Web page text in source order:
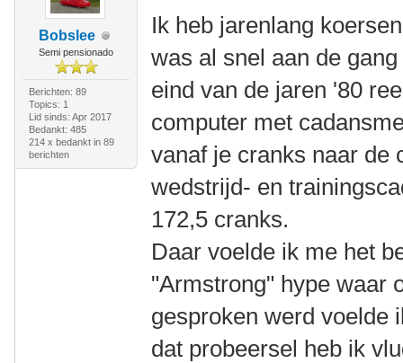
Bobslee
Semi pensionado
Berichten: 89
Topics: 1
Lid sinds: Apr 2017
Bedankt: 485
214 x bedankt in 89
berichten
Ik heb jarenlang
was al snel aan de
eind van de jaren '80
computer met
vanaf je cranks naar de
wedstrijd- en
172,5 cranks.
Daar voelde ik me het
"Armstrong" hype waar
gesproken werd voelde
dat probeersel heb ik